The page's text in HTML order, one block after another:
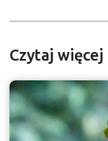
Czytaj więcej